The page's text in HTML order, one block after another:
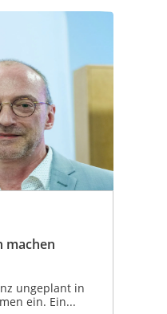
machen
ungeplant in
ein. Ein...